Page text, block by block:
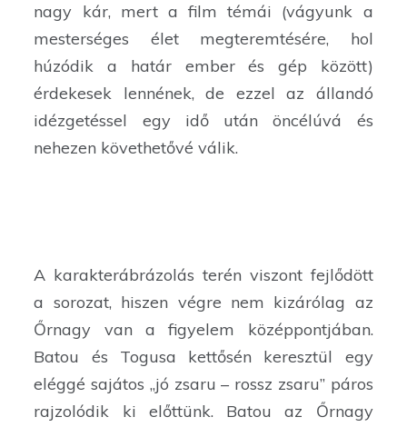
nagy kár, mert a film témái (vágyunk a
mesterséges élet megteremtésére, hol
húzódik a határ ember és gép között)
érdekesek lennének, de ezzel az állandó
idézgetéssel egy idő után öncélúvá és
nehezen követhetővé válik.
A karakterábrázolás terén viszont fejlődött
a sorozat, hiszen végre nem kizárólag az
Őrnagy van a figyelem középpontjában.
Batou és Togusa kettősén keresztül egy
eléggé sajátos „jó zsaru – rossz zsaru” páros
rajzolódik ki előttünk. Batou az Őrnagy